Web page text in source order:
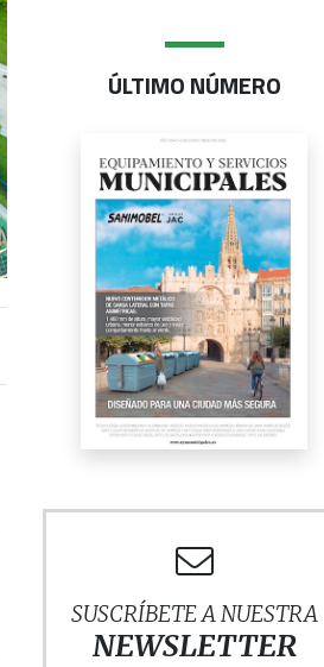
ÚLTIMO NÚMERO
SUSCRÍBETE A NUESTRA
NEWSLETTER